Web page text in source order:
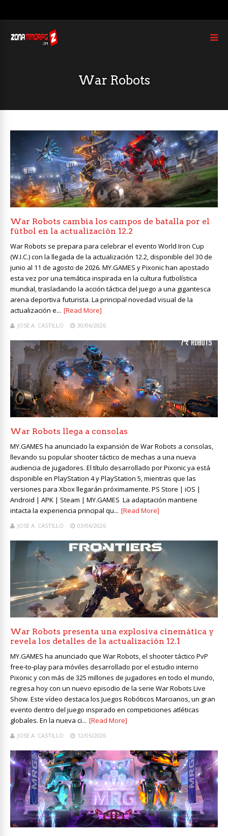
War Robots
War Robots cambia los campos de batalla por el
fútbol en la actualización 12.2
War Robots se prepara para celebrar el evento World Iron Cup
(W.I.C.) con la llegada de la actualización 12.2, disponible del 30 de
junio al 11 de agosto de 2026. MY.GAMES y Pixonic han apostado
esta vez por una temática inspirada en la cultura futbolística
mundial, trasladando la acción táctica del juego a una gigantesca
arena deportiva futurista. La principal novedad visual de la
actualización e... [Read More]
JOSE A. CASTILLO 30/06/2026
War Robots llega a consolas
MY.GAMES ha anunciado la expansión de War Robots a consolas,
llevando su popular shooter táctico de mechas a una nueva
audiencia de jugadores. El título desarrollado por Pixonic ya está
disponible en PlayStation 4 y PlayStation 5, mientras que las
versiones para Xbox llegarán próximamente. PS Store | iOS |
Android | APK | Steam | MY.GAMES La adaptación mantiene
intacta la experiencia principal qu... [Read More]
JOSE A. CASTILLO 03/06/2026
War Robots presenta una explosiva cinemática y
revela los detalles de la actualización 12.1
MY.GAMES ha anunciado que War Robots, el shooter táctico PvP
free-to-play para móviles desarrollado por el estudio interno
Pixonic y con más de 325 millones de jugadores en todo el mundo,
regresa hoy con un nuevo episodio de la serie War Robots Live
Show. Este vídeo destaca los Juegos Robóticos Marcianos, un gran
evento dentro del juego inspirado en competiciones atléticas
globales. En la nueva ci... [Read More]
JOSE A. CASTILLO 12/05/2026